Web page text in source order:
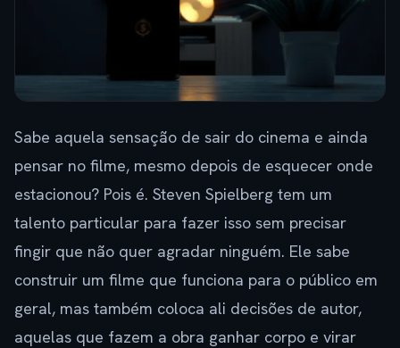
Sabe aquela sensação de sair do cinema e ainda
pensar no filme, mesmo depois de esquecer onde
estacionou? Pois é. Steven Spielberg tem um
talento particular para fazer isso sem precisar
fingir que não quer agradar ninguém. Ele sabe
construir um filme que funciona para o público em
geral, mas também coloca ali decisões de autor,
aquelas que fazem a obra ganhar corpo e virar